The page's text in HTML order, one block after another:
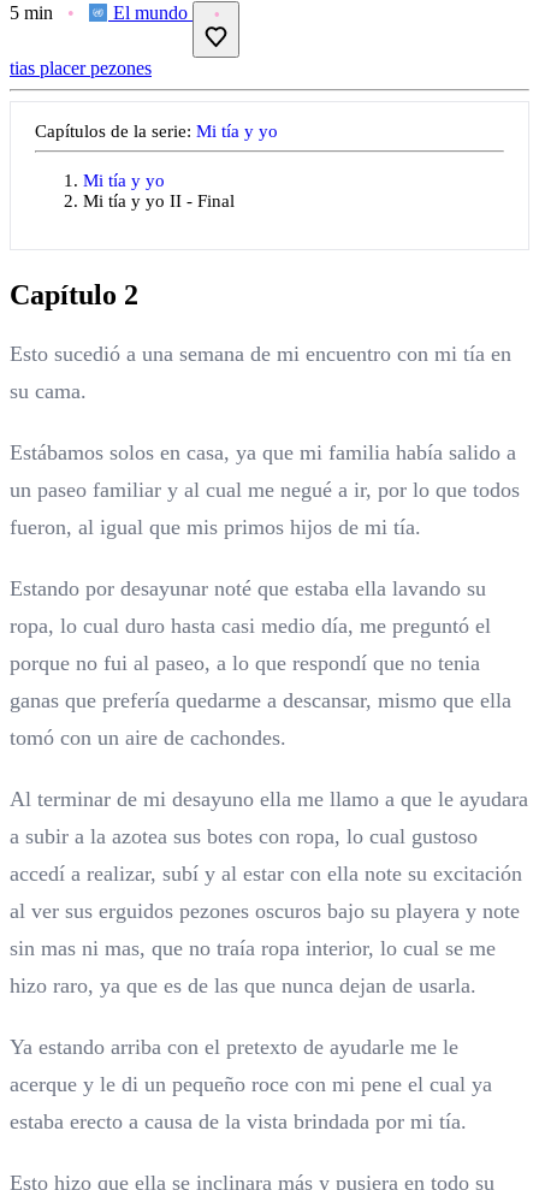
5 min El mundo
tias placerpezones
Capítulos de la serie: Mi tía y yo
Mi tía y yo
Mi tía y yo II - Final
Capítulo 2
Esto sucedió a una semana de mi encuentro con mi tía en
su cama.
Estábamos solos en casa, ya que mi familia había salido a
un paseo familiar y al cual me negué a ir, por lo que todos
fueron, al igual que mis primos hijos de mi tía.
Estando por desayunar noté que estaba ella lavando su
ropa, lo cual duro hasta casi medio día, me preguntó el
porque no fui al paseo, a lo que respondí que no tenia
ganas que prefería quedarme a descansar, mismo que ella
tomó con un aire de cachondes.
Al terminar de mi desayuno ella me llamo a que le ayudara
a subir a la azotea sus botes con ropa, lo cual gustoso
accedí a realizar, subí y al estar con ella note su excitación
al ver sus erguidos pezones oscuros bajo su playera y note
sin mas ni mas, que no traía ropa interior, lo cual se me
hizo raro, ya que es de las que nunca dejan de usarla.
Ya estando arriba con el pretexto de ayudarle me le
acerque y le di un pequeño roce con mi pene el cual ya
estaba erecto a causa de la vista brindada por mi tía.
Esto hizo que ella se inclinara más y pusiera en todo su